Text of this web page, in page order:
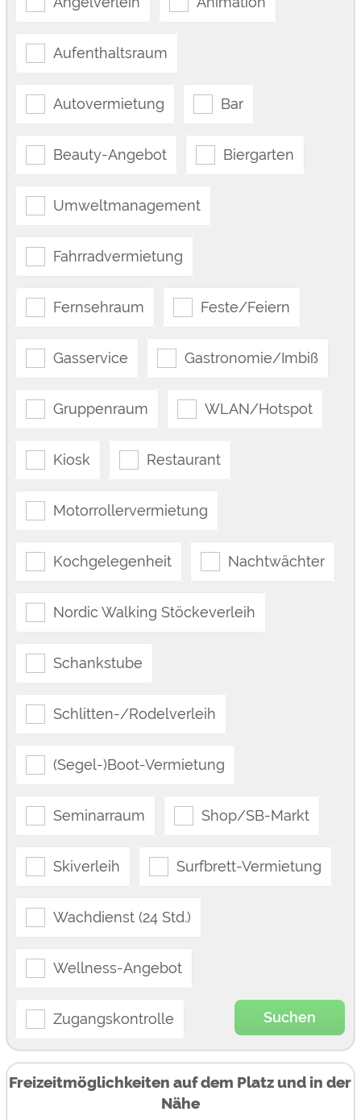
Aufenthaltsraum
Autovermietung Bar
Beauty-Angebot Biergarten
Umweltmanagement
Fahrradvermietung
Fernsehraum Feste/Feiern
Gasservice Gastronomie/Imbiß
Gruppenraum WLAN/Hotspot
Kiosk Restaurant
Motorrollervermietung
Kochgelegenheit Nachtwächter
Nordic Walking Stöckeverleih
Schankstube
Schlitten-/Rodelverleih
(Segel-)Boot-Vermietung
Seminarraum Shop/SB-Markt
Skiverleih Surfbrett-Vermietung
Wachdienst (24 Std.)
Wellness-Angebot
Zugangskontrolle Suchen
Freizeitmöglichkeiten auf dem Platz und in der
Nähe